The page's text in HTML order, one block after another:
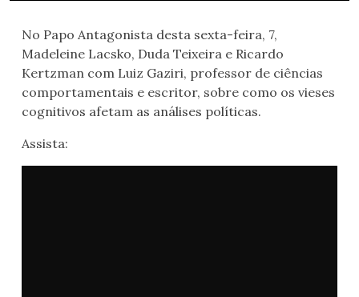
No Papo Antagonista desta sexta-feira, 7,
Madeleine Lacsko, Duda Teixeira e Ricardo
Kertzman com Luiz Gaziri, professor de ciências
comportamentais e escritor, sobre como os vieses
cognitivos afetam as análises políticas.
Assista: